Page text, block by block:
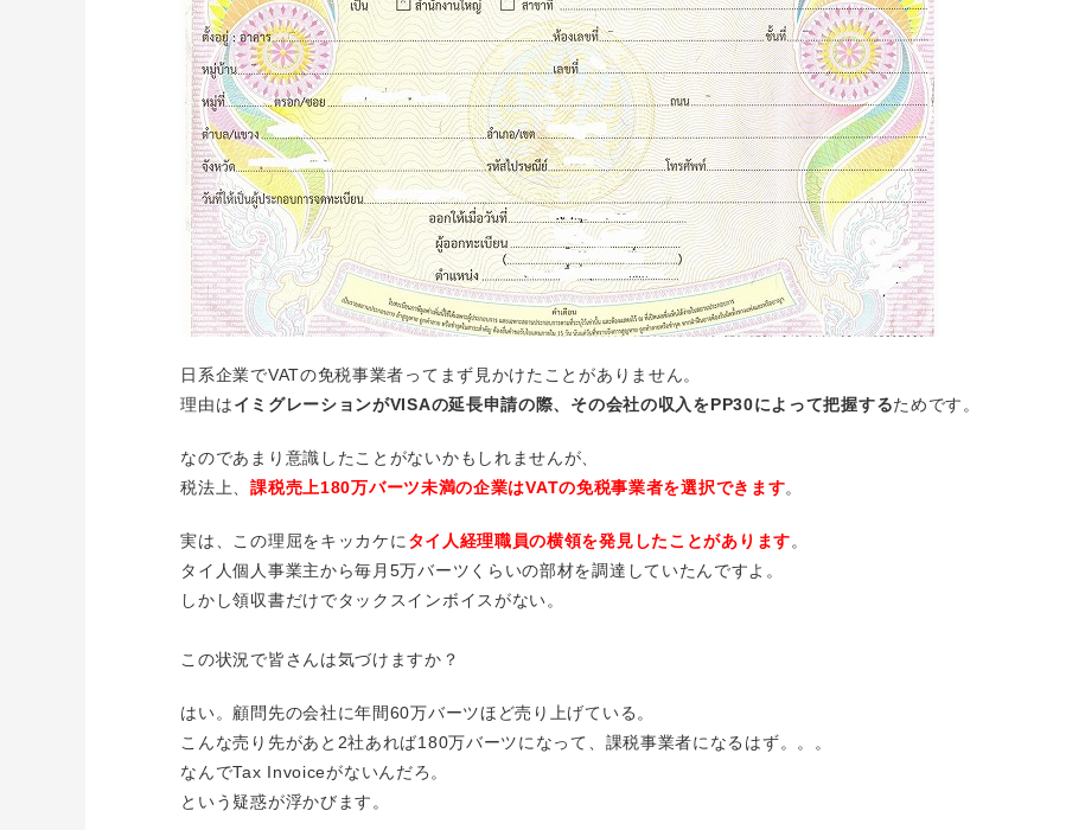
日系企業でVATの免税事業者ってまず見かけたことがありません。
理由はイミグレーションがVISAの延長申請の際、その会社の収入をPP30によって把握するためです。
なのであまり意識したことがないかもしれませんが、
税法上、課税売上180万バーツ未満の企業はVATの免税事業者を選択できます。
実は、この理屈をキッカケに タイ人経理職員の横領を発見したことがあります。
タイ人個人事業主から毎月5万バーツくらいの部材を調達していたんですよ。
しかし領収書だけでタックスインボイスがない。
この状況で皆さんは気づけますか？
はい。顧問先の会社に年間60万バーツほど売り上げている。
こんな売り先があと2社あれば180万バーツになって、課税事業者になるはず。。。
なんでTax Invoiceがないんだろ。
という疑惑が浮かびます。